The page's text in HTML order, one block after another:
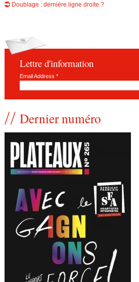
Doublage : dernière ligne droite ?
Lettre d'information
Email Address *
Dernier numéro